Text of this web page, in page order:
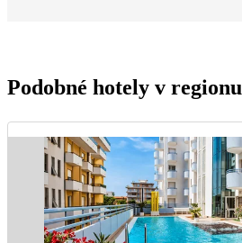
Podobné hotely v regionu